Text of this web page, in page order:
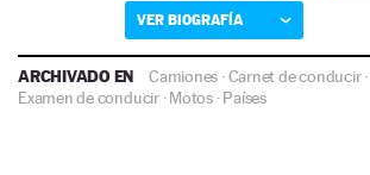
VER BIOGRAFÍA
ARCHIVADO EN Camiones ·Carnet de conducir·
Examen de conducir·Motos ·Países